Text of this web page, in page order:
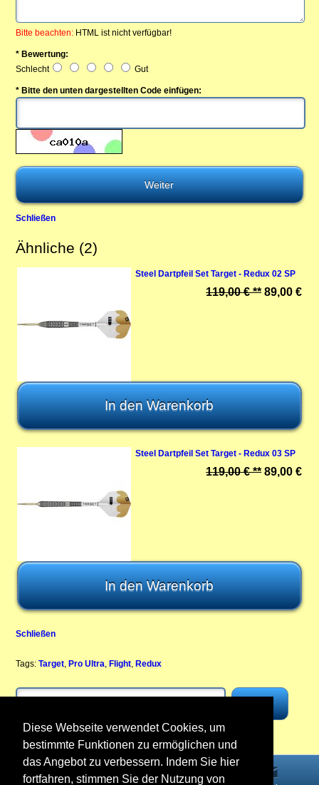
Diese Webseite verwendet Cookies, um
bestimmte Funktionen zu ermöglichen und
das Angebot zu verbessern. Indem Sie hier
fortfahren, stimmen Sie der Nutzung von
Bitte beachten: HTML ist nicht verfügbar!
* Bewertung:
Schlecht
Gut
* Bitte den unten dargestellten Code einfügen:
Schließen
Ähnliche (2)
Steel Dartpfeil Set Target - Redux 02 SP
119,00 € ** 89,00 €
Steel Dartpfeil Set Target - Redux 03 SP
119,00 € ** 89,00 €
Schließen
Tags: Target,Pro Ultra,Flight,Redux